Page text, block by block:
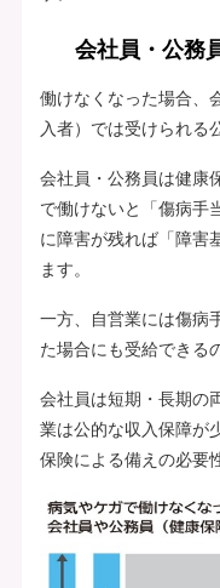
会社員・公務
働けなくなった場合、
入者）では受けられる
会社員・公務員は健康
で働けないと「傷病手
に障害が残れば「障害
ます。
一方、自営業には傷病
た場合にも受給できる
会社員は短期・長期の
業は公的な収入保障が
保険による備えの必要